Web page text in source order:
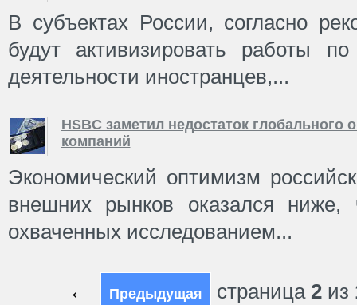
В субъектах России, согласно
будут активизировать работы
деятельности иностранцев,...
HSBC заметил недостаток глобального
компаний
Экономический оптимизм
внешних рынков оказался ниже,
охваченных исследованием...
← Предыдущая страница 2 из